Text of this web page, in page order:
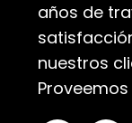
años de
nuestros